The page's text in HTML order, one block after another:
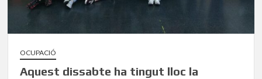
OCUPACIÓ
Aquest dissabte ha tingut lloc la